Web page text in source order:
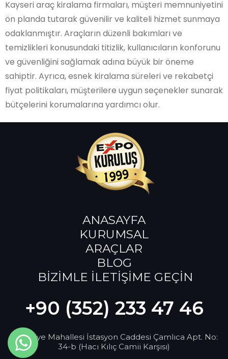
Kayseri araç kiralama firmaları, müşteri memnuniyetini
ön planda tutarak güvenilir ve kaliteli hizmet sunmaya
odaklanmıştır. Araçların düzenli bakımları ve
temizlikleri konusundaki titizlik, kullanıcıların konforunu
ve güvenliğini sağlamak adına büyük bir öneme
sahiptir. Ayrıca, esnek kiralama süreleri ve rekabetçi
fiyat politikaları, müşterilere uygun seçenekler sunarak
bütçelerini korumalarına yardımcı olur.
ANASAYFA
KURUMSAL
ARAÇLAR
BLOG
BİZİMLE İLETİŞİME GEÇİN
+90 (352) 233 47 46
Sahabiye Mahallesi İstasyon Caddesi Çamlıca Apt. No:
34-b (Hacı Kılıç Camii Karşısı)
Bilgi Al